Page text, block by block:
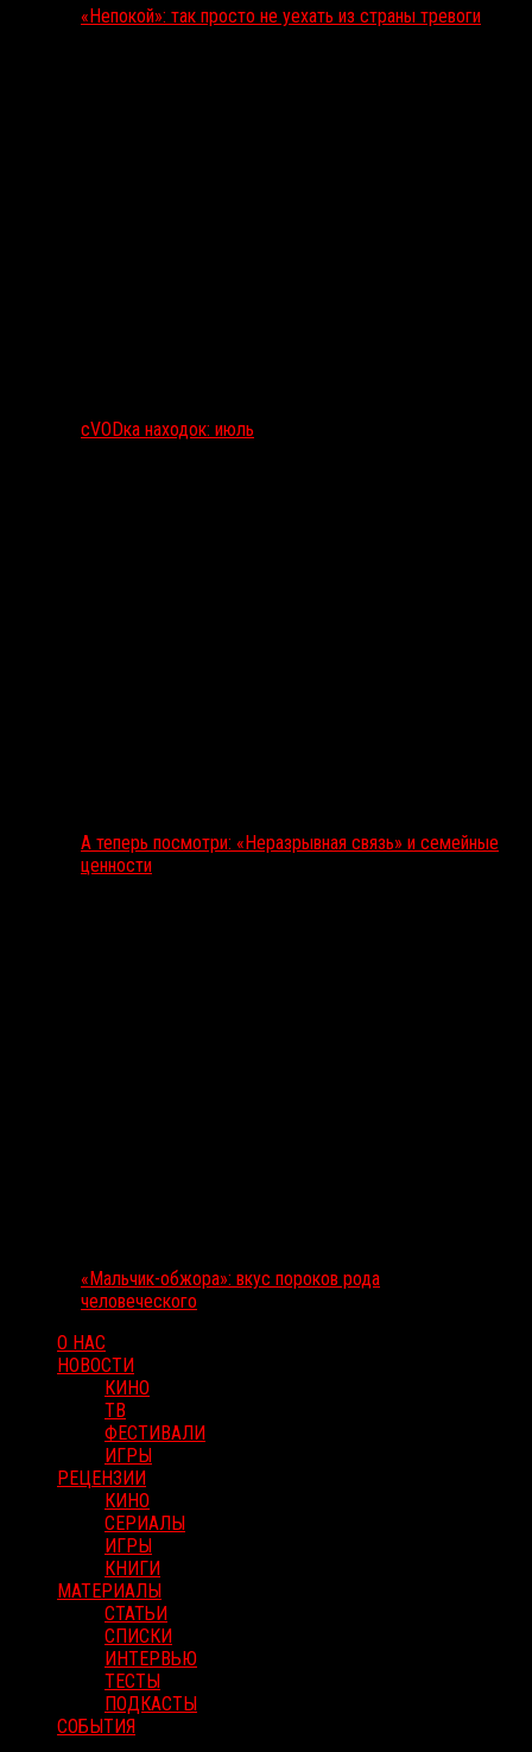
«Непокой»: так просто не уехать из страны тревоги
сVODка находок: июль
А теперь посмотри: «Неразрывная связь» и семейные
ценности
«Мальчик-обжора»: вкус пороков рода
человеческого
О НАС
НОВОСТИ
КИНО
ТВ
ФЕСТИВАЛИ
ИГРЫ
РЕЦЕНЗИИ
КИНО
СЕРИАЛЫ
ИГРЫ
КНИГИ
МАТЕРИАЛЫ
СТАТЬИ
СПИСКИ
ИНТЕРВЬЮ
ТЕСТЫ
ПОДКАСТЫ
СОБЫТИЯ